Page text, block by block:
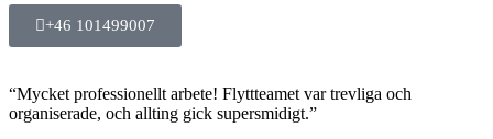
+46 101499007
“Mycket professionellt arbete! Flyttteamet var trevliga och
organiserade, och allting gick supersmidigt.”